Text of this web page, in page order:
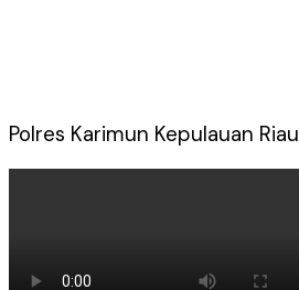
Polres Karimun Kepulauan Riau